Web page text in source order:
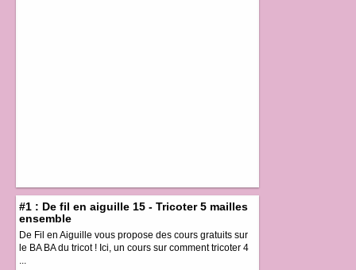
#1 : De fil en aiguille 15 - Tricoter 5 mailles
ensemble
De Fil en Aiguille vous propose des cours gratuits sur
le BA BA du tricot ! Ici, un cours sur comment tricoter 4
...